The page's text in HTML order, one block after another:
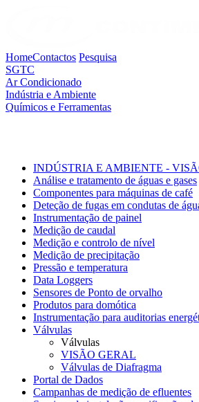
HomeContactos Pesquisa
SGTC
Ar Condicionado
Indústria e Ambiente
Químicos e Ferramentas
INDÚSTRIA E AMBIENTE -
Análise e tratamento de águas e gases
Componentes para máquinas de café
Deteção de fugas em condutas de
Instrumentação de painel
Medição de caudal
Medição e controlo de nível
Medição de precipitação
Pressão e temperatura
Data Loggers
Sensores de Ponto de orvalho
Produtos para domótica
Instrumentação para auditorias
Válvulas
Válvulas
VISÃO GERAL
Válvulas de Diafragma
Portal de Dados
Campanhas de medição de efluentes